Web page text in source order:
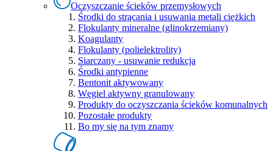
Oczyszczanie ścieków przemysłowych
Środki do strącania i usuwania metali ciężkich
Flokulanty mineralne (glinokrzemiany)
Koagulanty
Flokulanty (polielektrolity)
Siarczany - usuwanie redukcja
Środki antypienne
Bentonit aktywowany
Węgiel aktywny granulowany
Produkty do oczyszczania ścieków komunalnych
Pozostałe produkty
Bo my się na tym znamy